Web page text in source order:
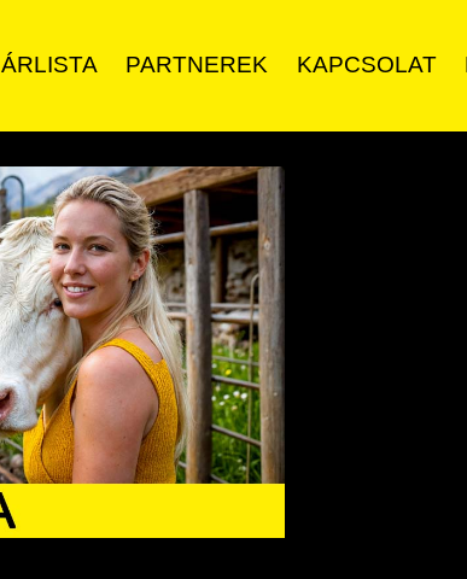
ÁRLISTA PARTNEREK KAPCSOLAT